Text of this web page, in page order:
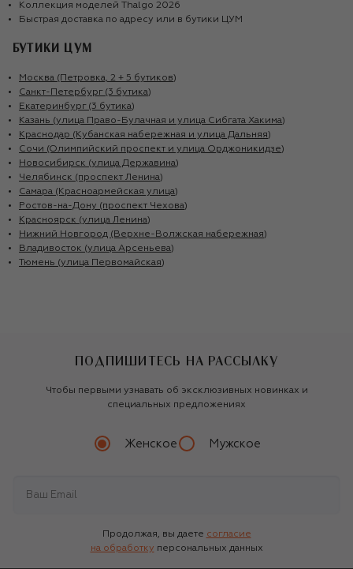
Коллекция моделей
Thalgo 2026
Быстрая доставка по адресу или в бутики ЦУМ
БУТИКИ ЦУМ
Москва (Петровка, 2 + 5 бутиков)
Санкт-Петербург (3 бутика)
Екатеринбург (3 бутика)
Казань (улица Право-Булачная и улица Сибгата Хакима)
Краснодар (Кубанская набережная и улица Дальняя)
Сочи (Олимпийский проспект и улица Орджоникидзе)
Новосибирск (улица Державина)
Челябинск (проспект Ленина)
Самара (Красноармейская улица)
Ростов-на-Дону (проспект Чехова)
Красноярск (улица Ленина)
Нижний Новгород (Верхне-Волжская набережная)
Владивосток (улица Арсеньева)
Тюмень (улица Первомайская)
ПОДПИШИТЕСЬ НА РАССЫЛКУ
Чтобы первыми узнавать об эксклюзивных новинках и
специальных предложениях
Женское Мужское
Продолжая, вы даете согласие
на обработку персональных данных